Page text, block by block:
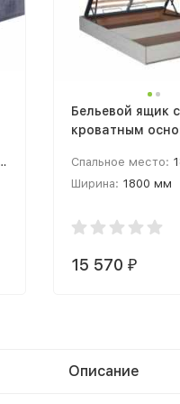
Бельевой ящик с
кроватным
механизмом
Спальное место:
Ширина: 1800 мм
15 570 ₽
Описание